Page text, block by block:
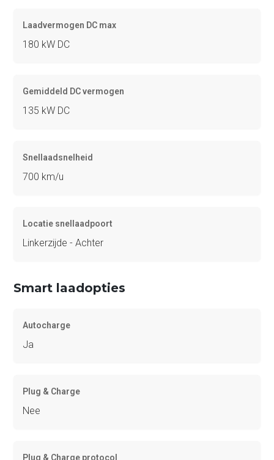
Laadvermogen DC max
180 kW DC
Gemiddeld DC vermogen
135 kW DC
Snellaadsnelheid
700 km/u
Locatie snellaadpoort
Linkerzijde - Achter
Smart laadopties
Autocharge
Ja
Plug & Charge
Nee
Plug & Charge protocol